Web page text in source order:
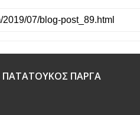
ΠΑΤΑΤΟΥΚΟΣ ΠΑΡΓΑ